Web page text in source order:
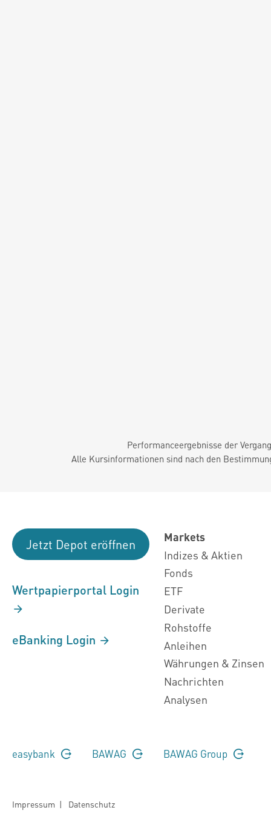
Performanceergebnisse der
Alle Kursinformationen sind nach den
Jetzt Depot eröffnen
Wertpapierportal Login
eBanking Login
Markets
Indizes & Aktien
Fonds
ETF
Derivate
Rohstoffe
Anleihen
Währungen & Zinsen
Nachrichten
Analysen
easybank BAWAG BAWAG Group
Impressum | Datenschutz